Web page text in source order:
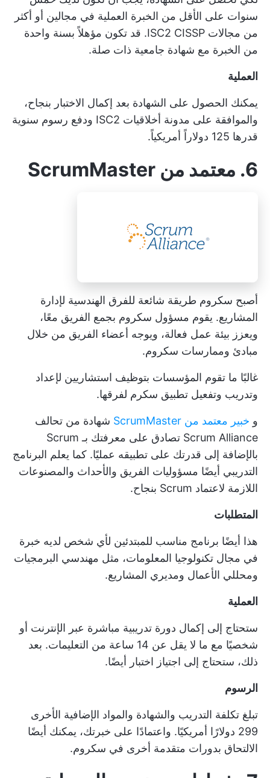
سنوات على الأقل من الخبرة العملية في مجالين أو أكثر
من مجالات ISC2 CISSP. قد تكون مؤهلاً بسنة واحدة
من الخبرة مع شهادة جامعية ذات صلة.
العملية
يمكنك الحصول على الشهادة بعد إكمال الاختبار بنجاح،
والموافقة على مدونة أخلاقيات ISC2 ودفع رسوم سنوية
قدرها 125 دولاراً أمريكياً.
6. معتمد من ScrumMaster
أصبح سكروم طريقة شائعة للفرق الهندسية لإدارة
المشاريع. يقوم مسؤول سكروم بجمع الفريق معًا،
ويعزز بيئة عمل فعالة، ويوجه أعضاء الفريق من خلال
مبادئ وممارسات سكروم.
غالبًا ما تقوم المؤسسات بتوظيف استشاريين لإعداد
وتدريب وتفعيل تطبيق سكرم لفرقها.
و خبير معتمد من ScrumMaster
شهادة من تحالف
Scrum Alliance تصادق على معرفتك بـ Scrum
بالإضافة إلى قدرتك على تطبيقه عمليًا. كما يعلم البرنامج
التدريبي أيضًا مسؤوليات الفريق والأحداث والمصنوعات
اللازمة لاعتماد Scrum بنجاح.
المتطلبات
هذا أيضًا برنامج مناسب للمبتدئين لأي شخص لديه خبرة
في مجال تكنولوجيا المعلومات، مثل مهندسي البرمجيات
ومحللي الأعمال ومديري المشاريع.
العملية
ستحتاج إلى إكمال دورة تدريبية مباشرة عبر الإنترنت أو
شخصيًا مع ما لا يقل عن 14 ساعة من التعليمات. بعد
ذلك، ستحتاج إلى اجتياز اختبار أيضًا.
الرسوم
تبلغ تكلفة التدريب والشهادة والمواد الإضافية الأخرى
299 دولارًا أمريكيًا. واعتمادًا على خبرتك، يمكنك أيضًا
الالتحاق بدورات متقدمة أخرى في سكروم.